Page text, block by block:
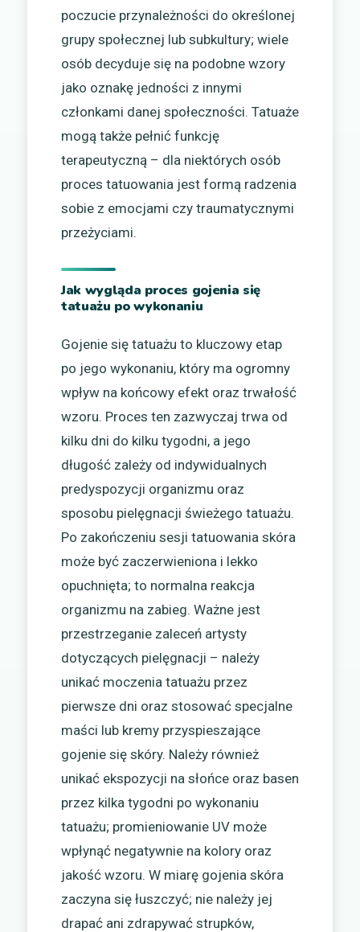
poczucie przynależności do określonej
grupy społecznej lub subkultury; wiele
osób decyduje się na podobne wzory
jako oznakę jedności z innymi
członkami danej społeczności. Tatuaże
mogą także pełnić funkcję
terapeutyczną – dla niektórych osób
proces tatuowania jest formą radzenia
sobie z emocjami czy traumatycznymi
przeżyciami.
Jak wygląda proces gojenia się
tatuażu po wykonaniu
Gojenie się tatuażu to kluczowy etap
po jego wykonaniu, który ma ogromny
wpływ na końcowy efekt oraz trwałość
wzoru. Proces ten zazwyczaj trwa od
kilku dni do kilku tygodni, a jego
długość zależy od indywidualnych
predyspozycji organizmu oraz
sposobu pielęgnacji świeżego tatuażu.
Po zakończeniu sesji tatuowania skóra
może być zaczerwieniona i lekko
opuchnięta; to normalna reakcja
organizmu na zabieg. Ważne jest
przestrzeganie zaleceń artysty
dotyczących pielęgnacji – należy
unikać moczenia tatuażu przez
pierwsze dni oraz stosować specjalne
maści lub kremy przyspieszające
gojenie się skóry. Należy również
unikać ekspozycji na słońce oraz basen
przez kilka tygodni po wykonaniu
tatuażu; promieniowanie UV może
wpłynąć negatywnie na kolory oraz
jakość wzoru. W miarę gojenia skóra
zaczyna się łuszczyć; nie należy jej
drapać ani zdrapywać strupków,